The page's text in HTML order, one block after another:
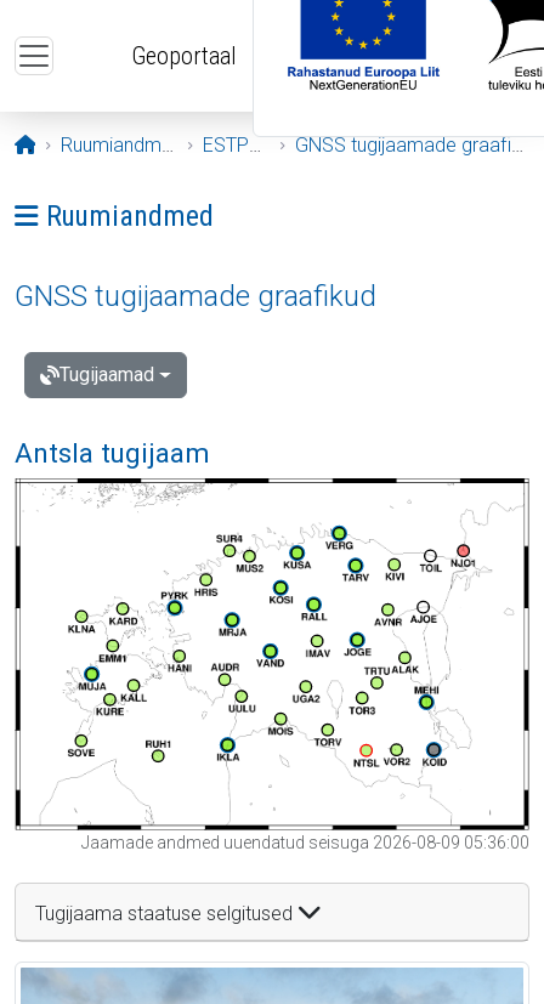
Geoportaal
Avaleht
Ruumiandmed ESTPOS GNSS tugijaamade graafikud
Ava menüü: Ruumiandmed
Ruumiandmed
GNSS tugijaamade graafikud
Tugijaamad
Antsla tugijaam
Jaamade andmed uuendatud seisuga 2026-08-09 05:36:00
Tugijaama staatuse selgitused